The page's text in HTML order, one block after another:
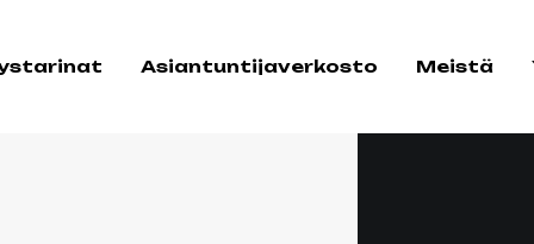
Asiantuntijaverkosto Meistä